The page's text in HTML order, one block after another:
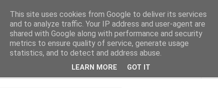
PASEANTE SILENCIOSO
Blog personal de Emilio Valadé del Río
This site uses cookies from Google to deliver its services
and to analyze traffic. Your IP address and user-agent are
shared with Google along with performance and security
metrics to ensure quality of service, generate usage
statistics, and to detect and address abuse.
LEARN MORE GOT IT